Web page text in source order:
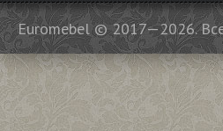
Euromebel © 2017—2026.